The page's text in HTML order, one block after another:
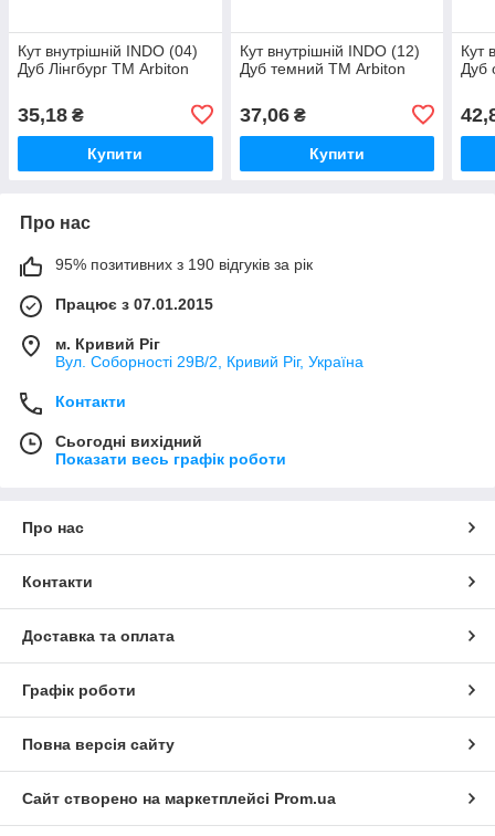
Кут внутрішній INDO (04)
Дуб Лінгбург ТМ Arbiton
35,18 ₴
Купити
Кут внутрішній INDO (12)
Дуб темний ТМ Arbiton
37,06₴
Купити
Кут
Дуб
Про нас
95% позитивних з 190 відгуків за рік
Працює з 07.01.2015
м. Кривий Ріг
Вул. Соборності 29В/2, Кривий Ріг, Україна
Контакти
Сьогодні вихідний
Показати весь графік роботи
Про нас
Контакти
Доставка та оплата
Графік роботи
Повна версія сайту
Сайт створено на маркетплейсі Prom.ua